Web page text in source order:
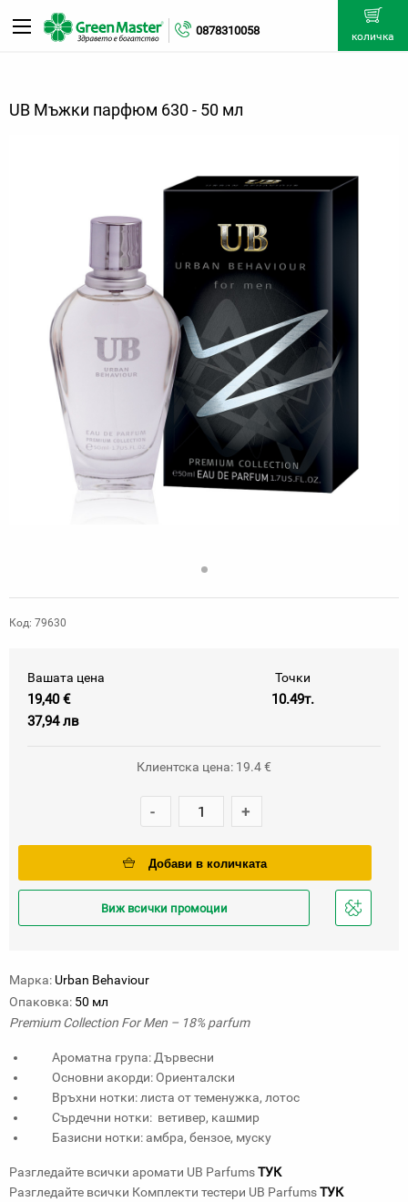
0878310058 количка
UB Мъжки парфюм 630 - 50 мл
Код: 79630
Вашата цена
19,40 €
37,94 лв
Точки
10.49т.
Клиентска цена: 19.4 €
- +
Добави в количката
Виж всички промоции
Добави
Марка: Urban Behaviour
Опаковка: 50 мл
Premium Collection For Men – 18% parfum
Ароматна група: Дървесни
Основни акорди: Ориенталски
Връхни нотки: листа от теменужка, лотос
Сърдечни нотки: ветивер, кашмир
Базисни нотки: амбра, бензое, муску
Разгледайте всички аромати UB ParfumsТУК
Разгледайте всички Комплекти тестери UB ParfumsТУК